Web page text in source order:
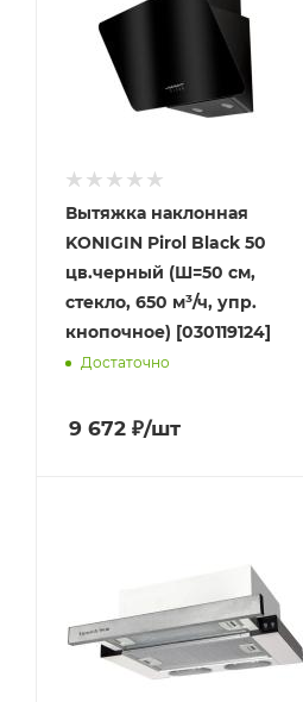
Вытяжка наклонная
KONIGIN Pirol Black 50
цв.черный (Ш=50 см,
стекло, 650 м³/ч, упр.
кнопочное) [030119124]
Достаточно
9 672 ₽/шт